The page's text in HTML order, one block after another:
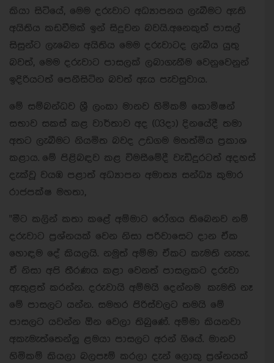
කියා සිටියේ, මෙම දරුවාට අධ්‍යාපනය ලැබීමට ඇති
අයිතිය කඩවීමක් ඉන් සිදුවන බවයි.අනෙකුත් පාසල්
සිසුන්ට ලැබෙන අයිතිය මෙම දරුවාටද ලැබිය යුතු
බවත්‍, මෙම දරුවාට පාසලක් ලබාගැනීම වෙනුවෙනුන්
ඉදිරියටත් පෙනීසිටින බවත් ඇය පැවසුවාය.
මේ සම්බන්ධව ශ්‍රී ලංකා මානව හිමිකම් කොමිෂන්
සභාව සකස් කළ වාර්තාව අද (03දා) දිනයේදී තමා
අතට ලැබීමට නියමිත බවද උඩගම මහත්මිය ප්‍රකාශ
කළාය. මේ පිළිබඳව කළ විමසීමේදී වැඩිදුරටත් අදහස්
දැක්වූ වයඹ පළාත් අධ්‍යාපන අමාත්‍ය සන්ධ්‍ය කුමාර
රාජපක්ෂ මහතා,
"මීට කලින් කතා කළේ අම්මාට රෝගය තිබෙනව නම්
දරුවාට ප්‍රශ්නයක් වෙන නිසා පරිවාසෙට දාන ඒක
හොඳම දේ කියලයි. නමුත් අම්මා ඒකට කැමති නැහැ.
ඒ නිසා අපි තීරණය කළා වෙනත් පාසලකට දරුවා
ඇතුළත් කරන්න. දරුවායි අම්මයි දෙන්නම කැමති නෑ
මේ පාසලට යන්න. සමහර පිරිස්වලට තමයි මේ
පාසලට යවන්න ඕන වෙලා තිබුණේ. අම්මා කියනවා
අකැමැත්තෙන්ලු ළමයා පාසලට අරන් ගියේ. මානව
හිමිකම් කියලා බලපෑම් කරලා දැන් ලොකු ප්‍රශ්නයක්